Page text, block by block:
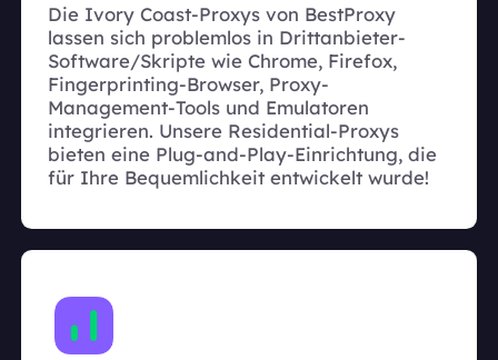
Die Ivory Coast-Proxys von BestProxy
lassen sich problemlos in Drittanbieter-
Software/Skripte wie Chrome, Firefox,
Fingerprinting-Browser, Proxy-
Management-Tools und Emulatoren
integrieren. Unsere Residential-Proxys
bieten eine Plug-and-Play-Einrichtung, die
für Ihre Bequemlichkeit entwickelt wurde!